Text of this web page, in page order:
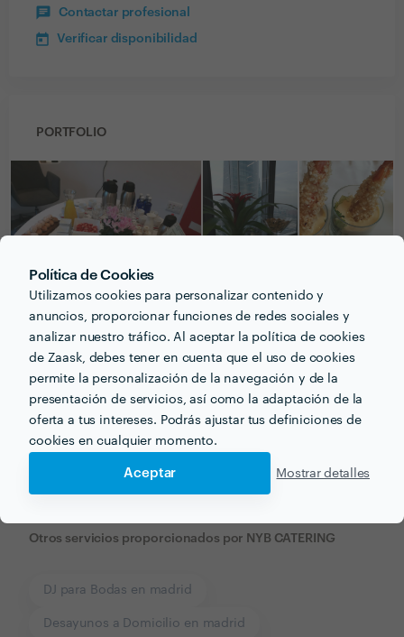
Política de Cookies
Utilizamos cookies para personalizar contenido y
anuncios, proporcionar funciones de redes sociales y
analizar nuestro tráfico. Al aceptar la política de cookies
de Zaask, debes tener en cuenta que el uso de cookies
permite la personalización de la navegación y de la
presentación de servicios, así como la adaptación de la
oferta a tus intereses. Podrás ajustar tus definiciones de
cookies en cualquier momento.
Aceptar Mostrar detalles
Contactar profesional
Verificar disponibilidad
PORTFOLIO
en pocas horas.
Otros servicios proporcionados por NYB CATERING
DJ para Bodas en madrid
Desayunos a Domicilio en madrid